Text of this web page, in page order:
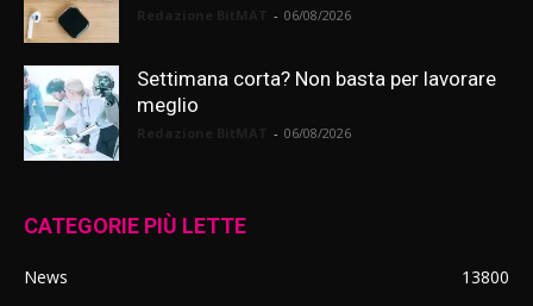
- 06/08/2026
Settimana corta? Non basta per lavorare
meglio
- 06/08/2026
CATEGORIE PIÙ LETTE
News
13800